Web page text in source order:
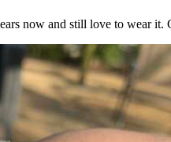
now and still love to wear it.